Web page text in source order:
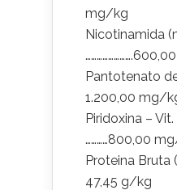
mg/kg
Nicotinamida
Pantotenato
1.200,00 mg/
Piridoxina –
…………800,00
Proteina Bruta
47,45 g/kg